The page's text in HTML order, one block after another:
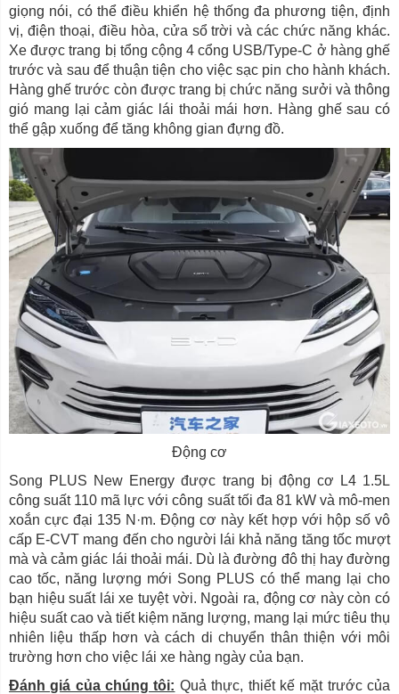
giọng nói, có thể điều khiển hệ thống đa phương tiện, định
vị, điện thoại, điều hòa, cửa sổ trời và các chức năng khác.
Xe được trang bị tổng cộng 4 cổng USB/Type-C ở hàng ghế
trước và sau để thuận tiện cho việc sạc pin cho hành khách.
Hàng ghế trước còn được trang bị chức năng sưởi và thông
gió mang lại cảm giác lái thoải mái hơn. Hàng ghế sau có
thể gập xuống để tăng không gian đựng đồ.
Động cơ
Song PLUS New Energy được trang bị động cơ L4 1.5L
công suất 110 mã lực với công suất tối đa 81 kW và mô-men
xoắn cực đại 135 N·m. Động cơ này kết hợp với hộp số vô
cấp E-CVT mang đến cho người lái khả năng tăng tốc mượt
mà và cảm giác lái thoải mái. Dù là đường đô thị hay đường
cao tốc, năng lượng mới Song PLUS có thể mang lại cho
bạn hiệu suất lái xe tuyệt vời. Ngoài ra, động cơ này còn có
hiệu suất cao và tiết kiệm năng lượng, mang lại mức tiêu thụ
nhiên liệu thấp hơn và cách di chuyển thân thiện với môi
trường hơn cho việc lái xe hàng ngày của bạn.
Đánh giá của chúng tôi: Quả thực, thiết kế mặt trước của